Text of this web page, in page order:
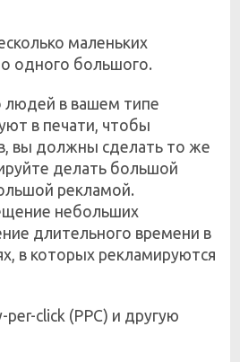
маленьких
одного большого.
людей в вашем типе
в печати, чтобы
вы должны сделать то же
делать большой
рекламой.
небольших
длительного времени в
в которых рекламируются
per-click (PPC) и другую